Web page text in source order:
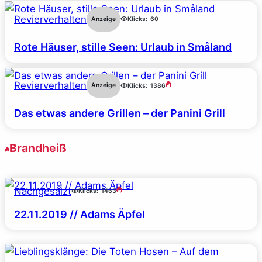
Revierverhalten Anzeige Klicks: 60
Rote Häuser, stille Seen: Urlaub in Småland
Revierverhalten Anzeige Klicks: 1386
Das etwas andere Grillen – der Panini Grill
Brandheiß
Nachgesalzt Klicks: 1463
22.11.2019 // Adams Äpfel